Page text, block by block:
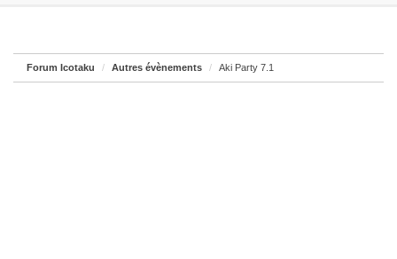
Forum Icotaku Autres évènements Aki Party 7.1